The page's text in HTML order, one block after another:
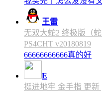
王雷
无双大蛇2 终极版（
PS4CHT v20180819
66666666666真的好
E
挺进地牢 金手指 更新